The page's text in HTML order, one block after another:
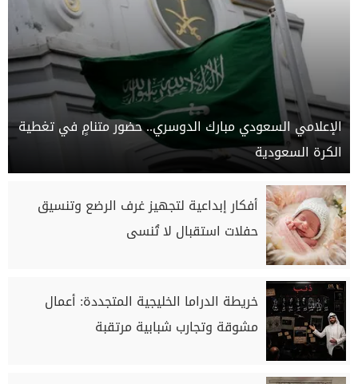
الإعلامي السعودي مبارك الدوسري.. حضور متنامٍ في تغطية
الكرة السعودية
أفكار إبداعية لتجهيز غرف الرضع وتنسيق
حفلات استقبال لا تُنسى
خريطة الدراما الخليجية المتجددة: أعمال
مشوقة وتجارب شبابية مرتقبة